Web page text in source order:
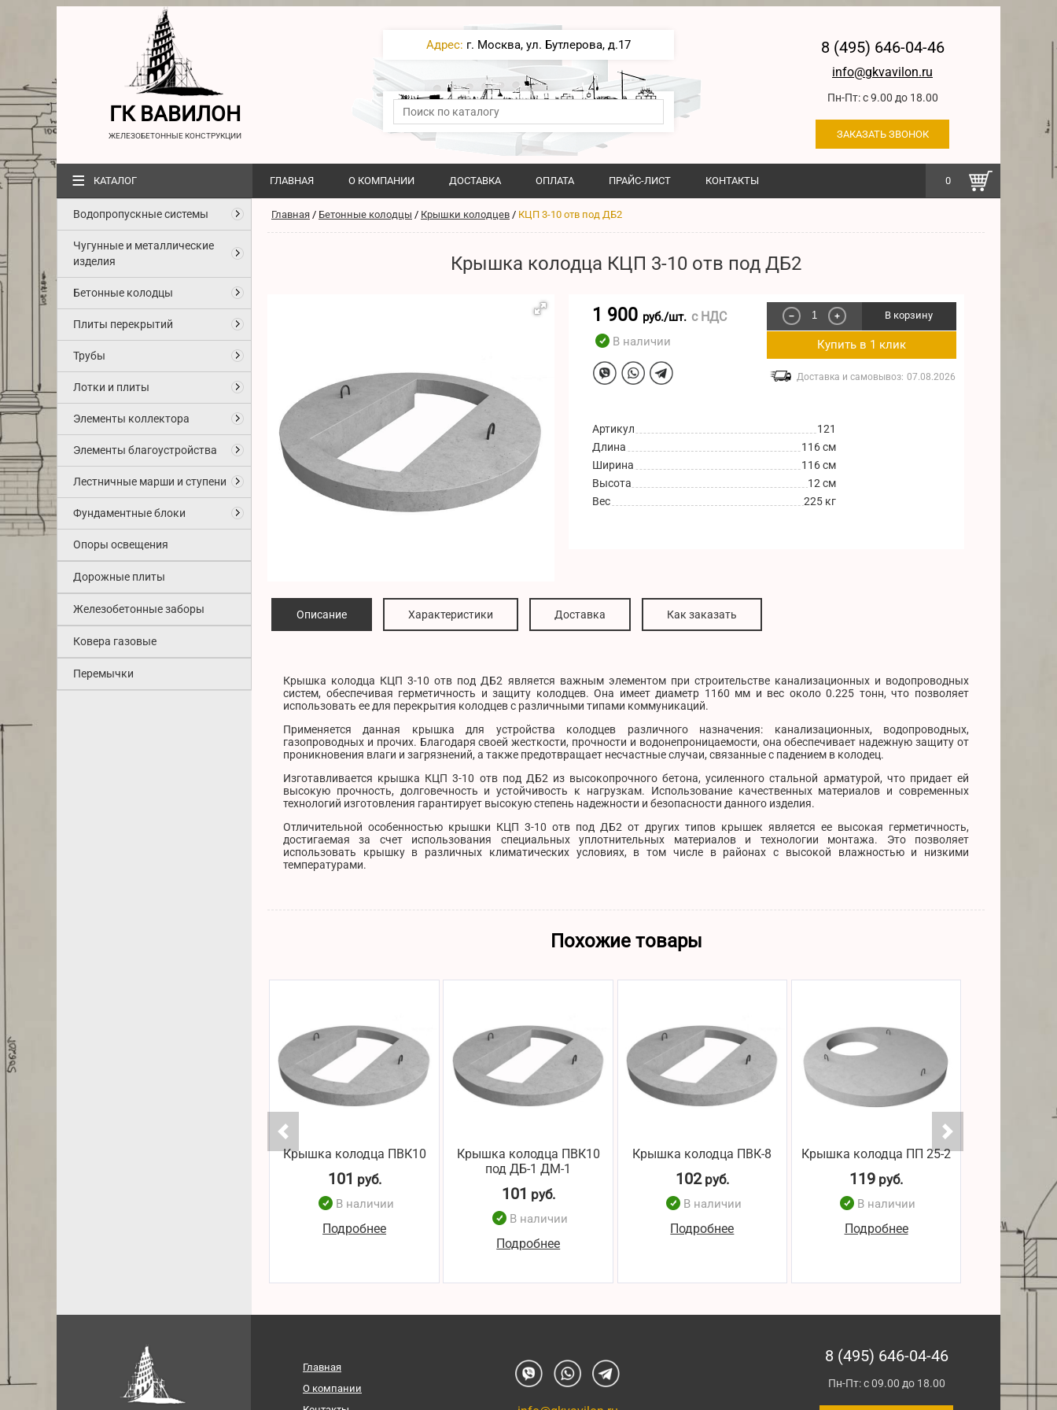
ГК ВАВИЛОН
ЖЕЛЕЗОБЕТОННЫЕ КОНСТРУКЦИИ
Адрес: г. Москва, ул. Бутлерова, д.17 8 (495) 646-04-46
info@gkvavilon.ru
Пн-Пт: с 9.00 до 18.00
ЗАКАЗАТЬ ЗВОНОК
0
≡ КАТАЛОГ ГЛАВНАЯ О КОМПАНИИ ДОСТАВКА ОПЛАТА ПРАЙС-ЛИСТ КОНТАКТЫ
Водопропускные системы
Чугунные и металлические
изделия
Бетонные колодцы
Плиты перекрытий
Трубы
Лотки и плиты
Элементы коллектора
Элементы благоустройства
Лестничные марши и ступени
Фундаментные блоки
Опоры освещения
Дорожные плиты
Железобетонные заборы
Ковера газовые
Перемычки
Главная / Бетонные колодцы / Крышки колодцев / КЦП 3-10 отв под ДБ2
Крышка колодца КЦП 3-10 отв под ДБ2
1 900 руб./шт. с НДС
В наличии
− + В корзину
Купить в 1 клик
Доставка и самовывоз: 07.08.2026
Артикул
121
Длина
116 см
Ширина
116 см
Высота
12 см
Вес
225 кг
Описание Характеристики Доставка Как заказать
Крышка колодца КЦП 3-10 отв под ДБ2 является важным элементом при строительстве канализационных и водопроводных
систем, обеспечивая герметичность и защиту колодцев. Она имеет диаметр 1160 мм и вес около 0.225 тонн, что позволяет
использовать ее для перекрытия колодцев с различными типами коммуникаций.
Применяется данная крышка для устройства колодцев различного назначения: канализационных, водопроводных,
газопроводных и прочих. Благодаря своей жесткости, прочности и водонепроницаемости, она обеспечивает надежную защиту от
проникновения влаги и загрязнений, а также предотвращает несчастные случаи, связанные с падением в колодец.
Изготавливается крышка КЦП 3-10 отв под ДБ2 из высокопрочного бетона, усиленного стальной арматурой, что придает ей
высокую прочность, долговечность и устойчивость к нагрузкам. Использование качественных материалов и современных
технологий изготовления гарантирует высокую степень надежности и безопасности данного изделия.
Отличительной особенностью крышки КЦП 3-10 отв под ДБ2 от других типов крышек является ее высокая герметичность,
достигаемая за счет использования специальных уплотнительных материалов и технологии монтажа. Это позволяет
использовать крышку в различных климатических условиях, в том числе в районах с высокой влажностью и низкими
температурами.
Похожие товары
Крышка колодца ПВК10
101 руб.
В наличии
Подробнее
Крышка колодца ПВК10
под ДБ-1 ДМ-1
101 руб.
В наличии
Подробнее
Крышка колодца ПВК-8
102руб.
В наличии
Подробнее
Крышка колодца ПП 25-2
119 руб.
В наличии
Подробнее
В
Главная
О компании
8 (495) 646-04-46
Пн-Пт: с 09.00 до 18.00